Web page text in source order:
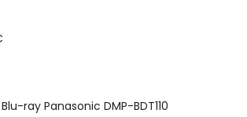
ray Panasonic DMP-BDT110